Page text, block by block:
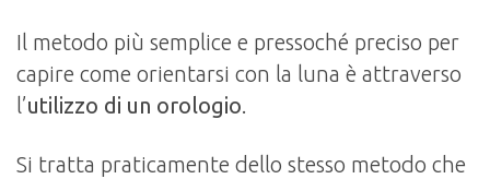
Il metodo più semplice e pressoché preciso per
capire come orientarsi con la luna è attraverso
l’utilizzo di un orologio.
Si tratta praticamente dello stesso metodo che